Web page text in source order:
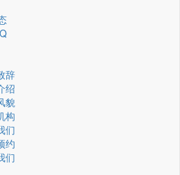
辞
绍
貌
构
们
约
们